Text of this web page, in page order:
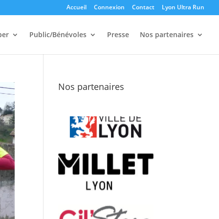
Accueil Connexion Contact Lyon Ultra Run
Public/Bénévoles Presse Nos partenaires
Nos partenaires